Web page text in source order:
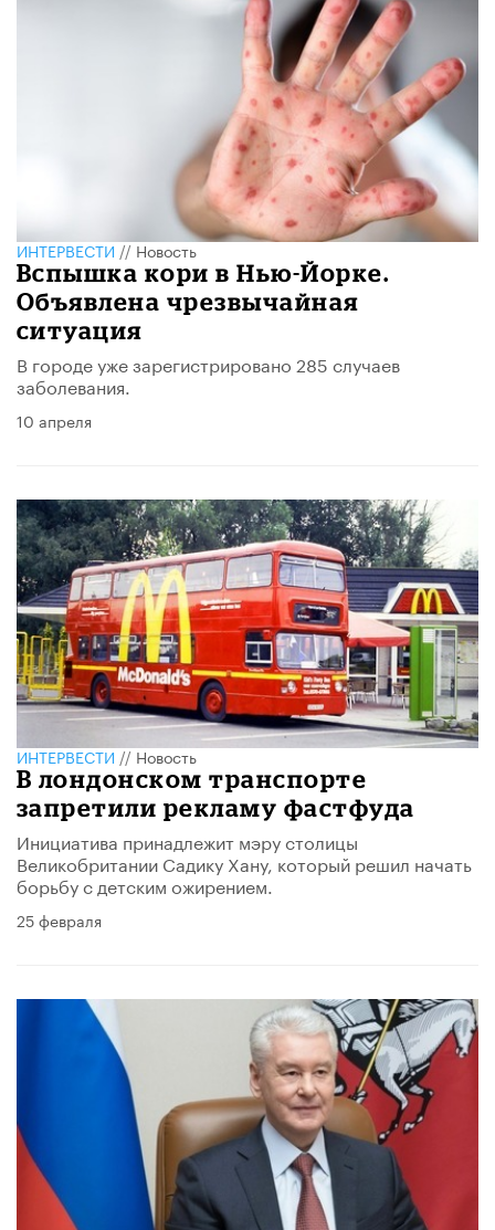
ИНТЕРВЕСТИ//Новость
Вспышка кори в Нью-Йорке.
Объявлена чрезвычайная
ситуация
В городе уже зарегистрировано 285 случаев
заболевания.
10 апреля
ИНТЕРВЕСТИ//Новость
В лондонском транспорте
запретили рекламу фастфуда
Инициатива принадлежит мэру столицы
Великобритании Садику Хану, который решил начать
борьбу с детским ожирением.
25 февраля